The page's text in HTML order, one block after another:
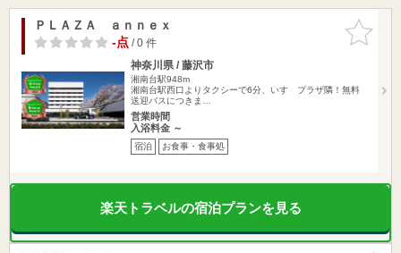
お気に入
りに追加
ＰＬＡＺＡ ａｎｎｅｘ
-点/ 0 件
神奈川県 / 藤沢市
湘南台駅948m
湘南台駅西口よりタクシーで6分、いすゞプラザ隣！無料
送迎バスにつきま…
営業時間
入浴料金 ～
宿泊 お食事・食事処
楽天トラベルの宿泊プランを見る